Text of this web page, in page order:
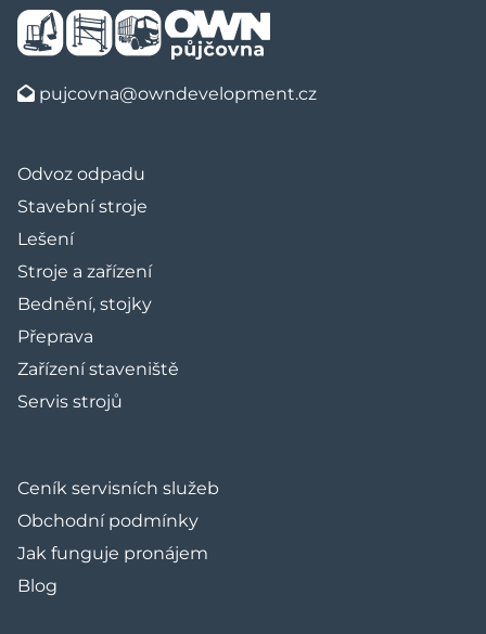
pujcovna@owndevelopment.cz
Odvoz odpadu
Stavební stroje
Lešení
Stroje a zařízení
Bednění, stojky
Přeprava
Zařízení staveniště
Servis strojů
Ceník servisních služeb
Obchodní podmínky
Jak funguje pronájem
Blog